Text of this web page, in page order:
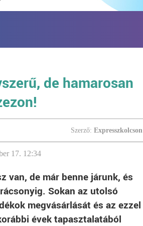
de hamarosan
Szerző: Expresszkolcson
17. 12:34
van, de már benne járunk, és
Sokan az utolsó
megvásárlását és az ezzel
évek tapasztalatából